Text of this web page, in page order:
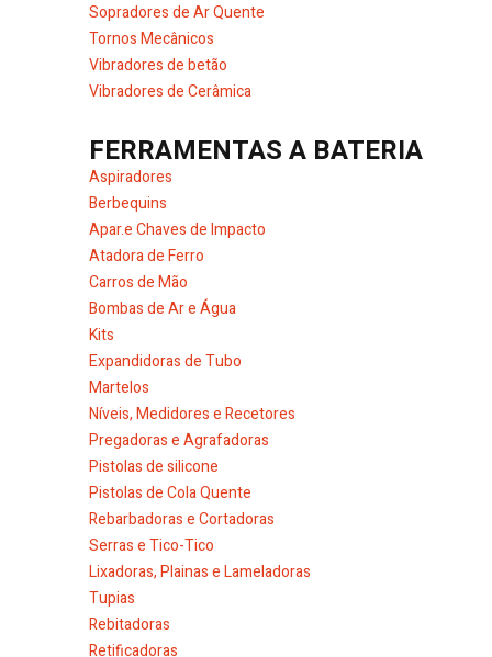
Sopradores de Ar Quente
Tornos Mecânicos
Vibradores de betão
Vibradores de Cerâmica
FERRAMENTAS A BATERIA
Aspiradores
Berbequins
Apar.e Chaves de Impacto
Atadora de Ferro
Carros de Mão
Bombas de Ar e Água
Kits
Expandidoras de Tubo
Martelos
Níveis, Medidores e Recetores
Pregadoras e Agrafadoras
Pistolas de silicone
Pistolas de Cola Quente
Rebarbadoras e Cortadoras
Serras e Tico-Tico
Lixadoras, Plainas e Lameladoras
Tupias
Rebitadoras
Retificadoras